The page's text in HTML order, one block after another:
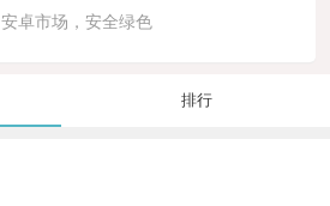
安卓市场，安全绿色
排行